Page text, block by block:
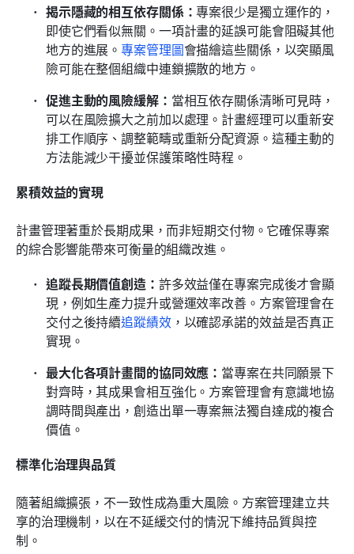
揭示隱藏的相互依存關係：專案很少是獨立運作的，
即使它們看似無關。一項計畫的延誤可能會阻礙其他
地方的進展。專案管理圖會描繪這些關係，以突顯風
險可能在整個組織中連鎖擴散的地方。
促進主動的風險緩解： 當相互依存關係清晰可見時，
可以在風險擴大之前加以處理。計畫經理可以重新安
排工作順序、調整範疇或重新分配資源。這種主動的
方法能減少干擾並保護策略性時程。
累積效益的實現
計畫管理著重於長期成果，而非短期交付物。它確保專案
的綜合影響能帶來可衡量的組織改進。
追蹤長期價值創造： 許多效益僅在專案完成後才會顯
現，例如生產力提升或營運效率改善。方案管理會在
交付之後持續追蹤績效，以確認承諾的效益是否真正
實現。
最大化各項計畫間的協同效應： 當專案在共同願景下
對齊時，其成果會相互強化。方案管理會有意識地協
調時間與產出，創造出單一專案無法獨自達成的複合
價值。
標準化治理與品質
隨著組織擴張，不一致性成為重大風險。方案管理建立共
享的治理機制，以在不延緩交付的情況下維持品質與控
制。